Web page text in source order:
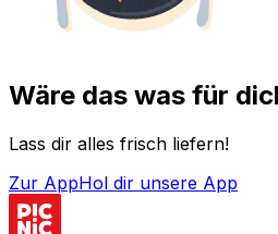
Wäre das was für
Lass dir alles frisch liefern!
Zur AppHol dir unsere App